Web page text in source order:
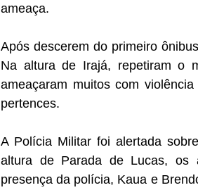
ameaça.
Após descerem do primeiro
Na altura de Irajá, repetiram o
ameaçaram muitos com
pertences.
A Polícia Militar foi alertada
altura de Parada de Lucas, os
presença da polícia, Kaua e